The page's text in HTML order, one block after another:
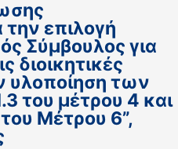
την επιλογή
Σύμβουλος για
διοικητικές
υλοποίηση των
του μέτρου 4 και
Μέτρου 6”,